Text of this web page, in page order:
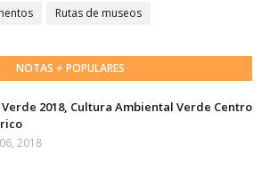
Rutas de museos
NOTAS + POPULARES
2018, Cultura Ambiental Verde Centro
2018